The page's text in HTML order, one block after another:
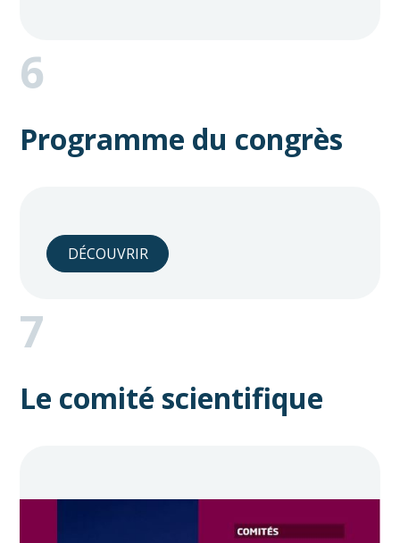
6
Programme du congrès
DÉCOUVRIR
7
Le comité scientifique